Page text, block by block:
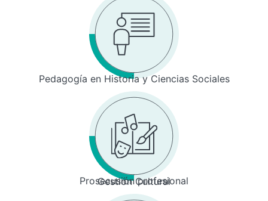
Pedagogía en Historia y Ciencias Sociales
Prosecusión profesional
Gestión Cultural